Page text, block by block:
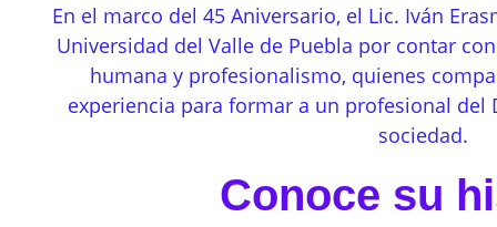
En el marco del 45 Aniversario, el Lic. Iván
Universidad del Valle de Puebla por contar
humana y profesionalismo, quienes
experiencia para formar a un profesional
sociedad.
Conoce su